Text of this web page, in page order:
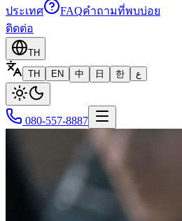
ประเทศ
FAQคำถามที่พบบ่อย
ติดต่อ
TH
TH
EN 中 日 한 ع
080-557-8887